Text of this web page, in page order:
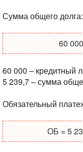
Сумма общего долга:
60
60 000 – кредитный
5 239,7 – сумма
Обязательный
ОБ = 5